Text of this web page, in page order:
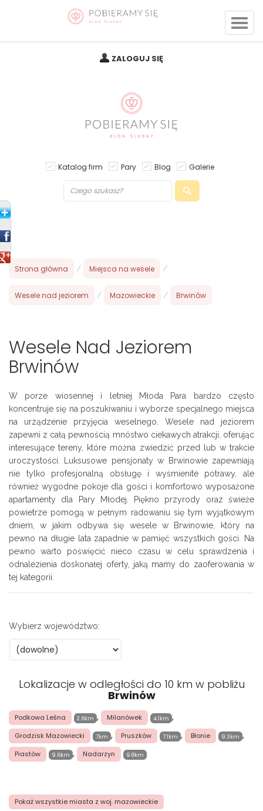
ZALOGUJ SIĘ
Katalog firm Pary Blog Galerie
Strona główna / Miejsca na wesele /
Wesele nad jeziorem / Mazowieckie / Brwinów
Wesele Nad Jeziorem
Brwinów
W porze wiosennej i letniej Młoda Para bardzo często
koncentruje się na poszukiwaniu i wyborze specjalnego miejsca
na urządzenie przyjęcia weselnego. Wesele nad jeziorem
zapewni z całą pewnością mnóstwo ciekawych atrakcji, oferując
interesujące tereny, które można zwiedzić przed lub w trakcie
uroczystości. Luksusowe pensjonaty w Brwinowie zapewniają
nie tylko profesjonalną obsługę i wyśmienite potrawy, ale
również wygodne pokoje dla gości i komfortowo wyposażone
apartamenty dla Pary Młodej. Piękno przyrody oraz świeże
powietrze pomogą w pełnym radowaniu się tym wyjątkowym
dniem, w jakim odbywa się wesele w Brwinowie, który na
pewno na długie lata zapadnie w pamięć wszystkich gości. Na
pewno warto poświęcić nieco czasu w celu sprawdzenia i
odnalezienia doskonałej oferty, jaką mamy do zaoferowania w
tej kategorii.
Wybierz województwo:
Lokalizacje w odległości do 10 km w pobliżu
Brwinów
Podkowa Leśna 2.6km , Milanówek 4.1km ,
Grodzisk Mazowiecki 7km , Pruszków 7.1km , Błonie 9.3km ,
Piastów 9.6km , Nadarzyn 9.8km
Pokaż wszystkie miasta z woj. mazowieckie